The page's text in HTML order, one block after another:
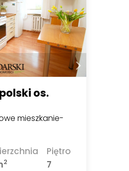
os.
mieszkanie-
2
Piętro
7